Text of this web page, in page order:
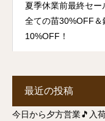
夏季休業前最終セー
全ての苗30%OFF＆
10%OFF！
最近の投稿
今日から夕方営業🎵入